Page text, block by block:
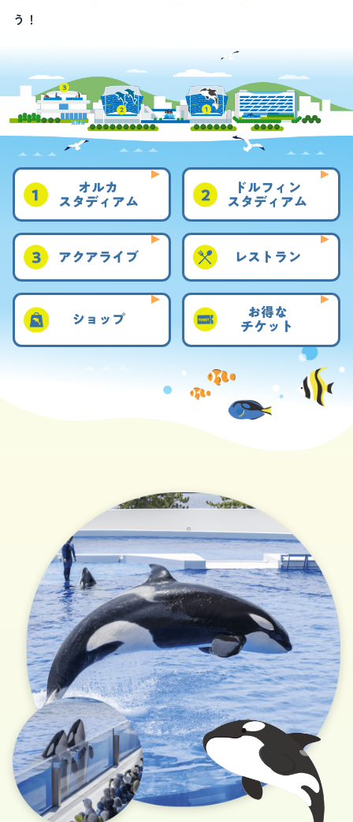
う！
オルカ
スタディアム
ドルフィン
スタディアム
アクアライブ レストラン
ショップ
お得な
チケット